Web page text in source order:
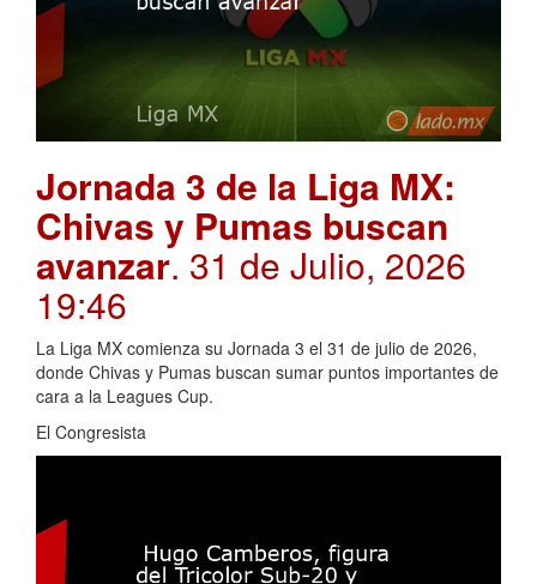
Jornada 3 de la Liga MX:
Chivas y Pumas buscan
avanzar. 31 de Julio, 2026
19:46
La Liga MX comienza su Jornada 3 el 31 de julio de 2026,
donde Chivas y Pumas buscan sumar puntos importantes de
cara a la Leagues Cup.
El Congresista